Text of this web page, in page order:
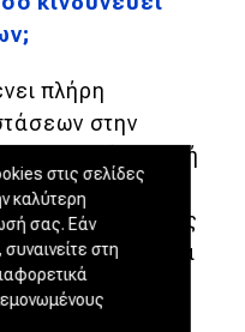
πλήρη
στην
παραμείνουμε ή
της
βιομηχανικής
τα προϊόντα
έχουν
ώστε να
στις σελίδες
καλύτερη
σας. Εάν
στη